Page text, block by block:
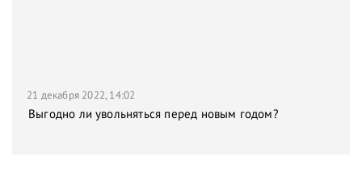
21 декабря 2022, 14:02
Выгодно ли увольняться перед новым годом?